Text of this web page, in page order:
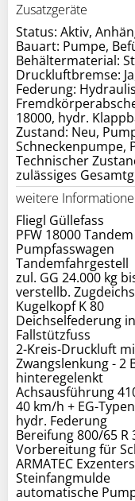
Zusatzgeräte
Status: Aktiv,
Bauart: Pumpe,
Behältermaterial:
Druckluftbremse:
Federung:
18000, hydr.
Zustand: Neu,
Schneckenpumpe,
Technischer
zulässiges
weitere
Fliegl Güllefass
PFW 18000
Pumpfasswagen
Tandemfahrgestell
zul. GG 24.000 kg
verstellb.
Kugelkopf K 80
Deichselfederung
Fallstützfuss
2-Kreis-Druckluft
Zwangslenkung - 2
hinteregelenkt
Achsausführung
40 km/h + EG-
hydr. Federung
Bereifung 800/65 R
Vorbereitung für
ARMATEC
Steinfangmulde
automatische